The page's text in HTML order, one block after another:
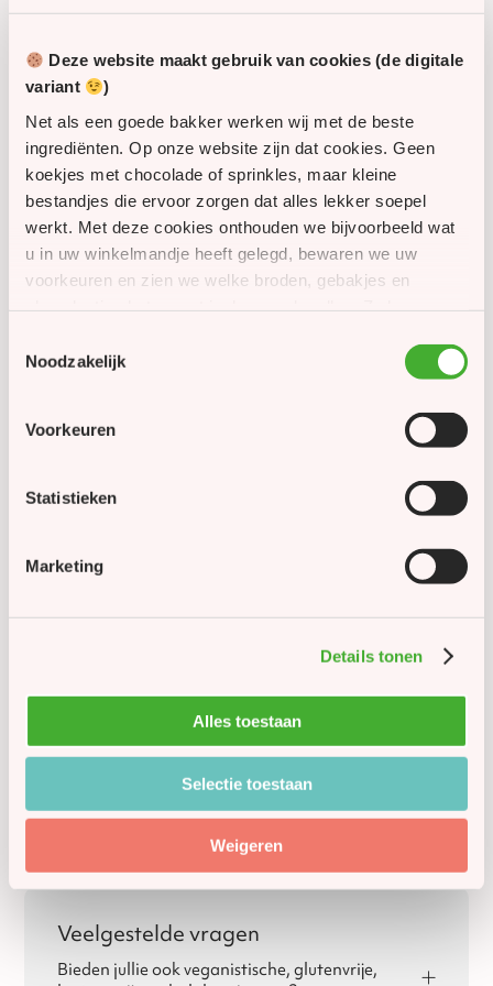
Deze website maakt gebruik van cookies (de digitale
variant
)
Net als een goede bakker werken wij met de beste
ingrediënten. Op onze website zijn dat cookies. Geen
koekjes met chocolade of sprinkles, maar kleine
bestandjes die ervoor zorgen dat alles lekker soepel
werkt. Met deze cookies onthouden we bijvoorbeeld wat
u in uw winkelmandje heeft gelegd, bewaren we uw
voorkeuren en zien we welke broden, gebakjes en
beter maken. Met uw toestemming gebruiken we
daarnaast cookies om u persoonlijke aanbiedingen,
seizoensspecialiteiten en inspiratie uit onze bakkerij te
laten zien. Meer informatie leest u in ons cookiebeleid.
Noodzakelijk
Voorkeuren
Statistieken
Marketing
Details tonen
Alles toestaan
Selectie toestaan
Weigeren
Het is mogelijk om een sinterklaas kaartje te kiezen met
tekst en logo. Dit kaartje geld één kaartje voor de
gehele 15 kilo.
Sinterklaas kaartje en brief worden los meegeleverd
Grote aantallen
Heb je vragen over deze XL verpakking of wil je advies
over de juiste hoeveelheid? Neem gerust contact met
bestel nu.
Lactosevrij
Halal geschikt (niet
Vragen over dit product?
Ons team helpt je graag verder.
info@debakkerij.com
085 077 82 28
Veelgestelde vragen
Bieden jullie ook veganistische, glutenvrije,